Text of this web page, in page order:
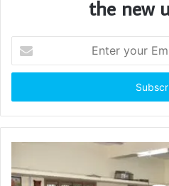
the new
t
r
y
E